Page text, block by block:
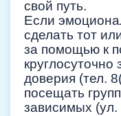
свой путь.
Если
сделать тот
за помощью к
доверия (тел.
посещать
зависимых